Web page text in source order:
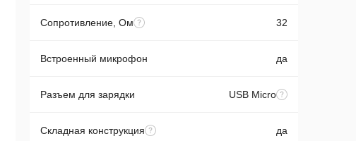
Сопротивление, Ом 32
Встроенный микрофон да
Разъем для зарядки USB Micro
Складная конструкция да